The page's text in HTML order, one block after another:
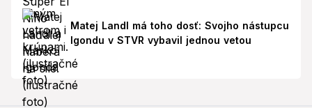
Matej Landl má toho dosť: Svojho nástupcu
Igondu v STVR vybavil jednou vetou